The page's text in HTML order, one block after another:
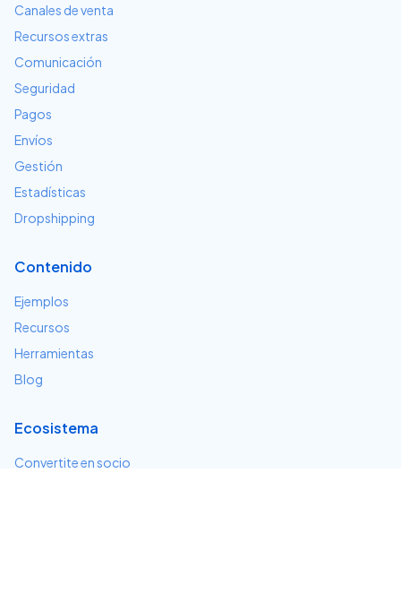
Canales de venta
Recursos extras
Comunicación
Seguridad
Pagos
Envíos
Gestión
Estadísticas
Dropshipping
Contenido
Ejemplos
Recursos
Herramientas
Blog
Ecosistema
Convertite en socio